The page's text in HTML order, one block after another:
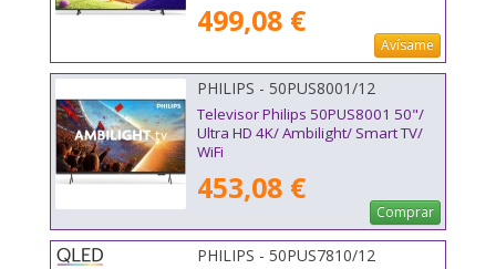
499,08 €
Avísame
PHILIPS - 50PUS8001/12
Televisor Philips 50PUS8001 50"/
Ultra HD 4K/ Ambilight/ Smart TV/
WiFi
453,08 €
Comprar
PHILIPS - 50PUS7810/12